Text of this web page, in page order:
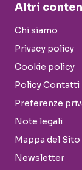
Altri
Chi siamo
Privacy policy
Cookie policy
Policy Contatti
Preferenze
Note legali
Mappa del Sito
Newsletter